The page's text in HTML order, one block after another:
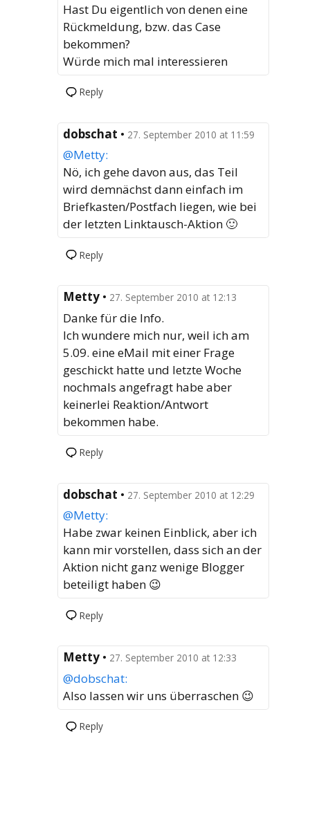
Hast Du eigentlich von denen eine
Rückmeldung, bzw. das Case
bekommen?
Würde mich mal interessieren
Reply
dobschat • 27. September 2010 at 11:59
@Metty:
Nö, ich gehe davon aus, das Teil
wird demnächst dann einfach im
Briefkasten/Postfach liegen, wie bei
der letzten Linktausch-Aktion 🙂
Reply
Metty • 27. September 2010 at 12:13
Danke für die Info.
Ich wundere mich nur, weil ich am
5.09. eine eMail mit einer Frage
geschickt hatte und letzte Woche
nochmals angefragt habe aber
keinerlei Reaktion/Antwort
bekommen habe.
Reply
dobschat • 27. September 2010 at 12:29
@Metty:
Habe zwar keinen Einblick, aber ich
kann mir vorstellen, dass sich an der
Aktion nicht ganz wenige Blogger
beteiligt haben 😉
Reply
Metty • 27. September 2010 at 12:33
@dobschat:
Also lassen wir uns überraschen 😉
Reply